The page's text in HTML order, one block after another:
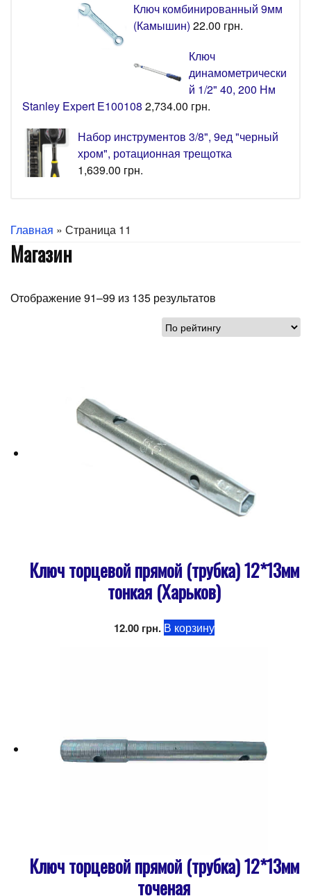
Ключ комбинированный 9мм
(Камышин) 22.00 грн.
Ключ
динамометрически
й 1/2" 40, 200 Нм
Stanley Expert E100108 2,734.00 грн.
Набор инструментов 3/8", 9ед "черный
хром", ротационная трещотка
1,639.00 грн.
Главная » Страница 11
Магазин
Отображение 91–99 из 135 результатов
Ключ торцевой прямой (трубка) 12*13мм
тонкая (Харьков)
12.00 грн. В корзину
Ключ торцевой прямой (трубка) 12*13мм
точеная